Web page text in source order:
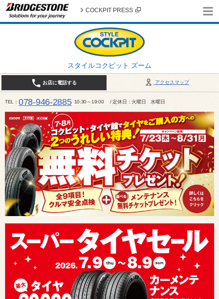
スタイルコクピット ズーム
COCKPIT PRESS
アクセスマップ
お店に電話する
TEL 078-946-2885 10:30～19:00 / 定休日：火曜日 水曜日